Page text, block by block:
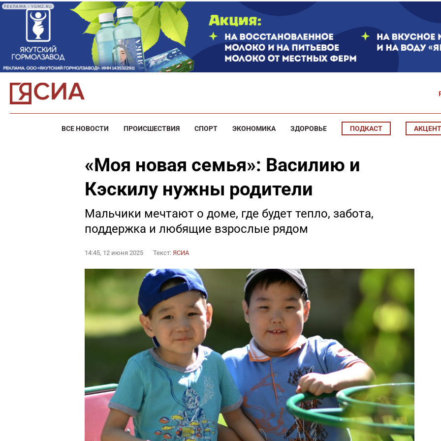
РЕКЛАМА • YGMZ.RU
ВСЕ НОВОСТИ ПРОИСШЕСТВИЯ СПОРТ ЭКОНОМИКА ЗДОРОВЬЕ ПОДКАСТ АКЦЕНТ
«Моя новая семья»: Василию и
Кэскилу нужны родители
Мальчики мечтают о доме, где будет тепло, забота,
поддержка и любящие взрослые рядом
14:45, 12 июня 2025 Текст: ЯСИА